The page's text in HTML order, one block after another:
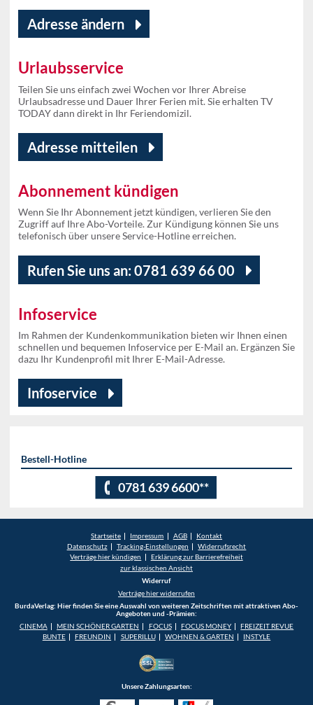
Adresse ändern
Urlaubsservice
Teilen Sie uns einfach zwei Wochen vor Ihrer Abreise
Urlaubsadresse und Dauer Ihrer Ferien mit. Sie erhalten TV
TODAY dann direkt in Ihr Feriendomizil.
Adresse mitteilen
Abonnement kündigen
Wenn Sie Ihr Abonnement jetzt kündigen, verlieren Sie den
Zugriff auf Ihre Abo-Vorteile. Zur Kündigung können Sie uns
telefonisch über unsere Service-Hotline erreichen.
Rufen Sie uns an: 0781 639 66 00
Infoservice
Im Rahmen der Kundenkommunikation bieten wir Ihnen einen
schnellen und bequemen Infoservice per E-Mail an. Ergänzen Sie
dazu Ihr Kundenprofil mit Ihrer E-Mail-Adresse.
Infoservice
Bestell-Hotline
0781 639 6600**
Startseite Impressum AGB
Kontakt
Datenschutz
Tracking-Einstellungen
Widerrufsrecht
Verträge hier kündigen
Erklärung zur Barrierefreiheit
zur klassischen Ansicht
Widerruf
Verträge hier widerrufen
BurdaVerlag: Hier finden Sie eine Auswahl von weiteren Zeitschriften mit attraktiven Abo-
Angeboten und -Prämien:
CINEMA
MEIN SCHÖNER GARTEN FOCUS FOCUS MONEY
FREIZEIT REVUE
BUNTE
FREUNDIN SUPERILLU WOHNEN & GARTEN INSTYLE
Unsere Zahlungsarten: